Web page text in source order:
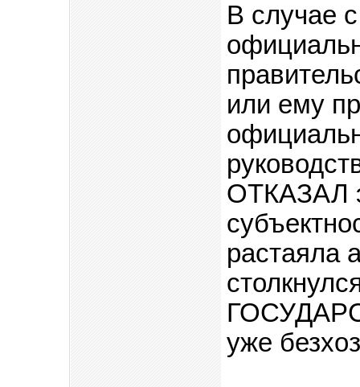
В случае
или ему
ОТКАЗАЛ
растаяла
уже